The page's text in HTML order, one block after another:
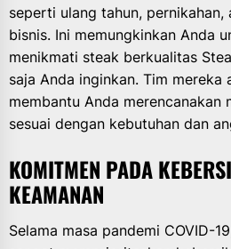
seperti ulang tahun, pernikahan,
bisnis. Ini memungkinkan Anda
menikmati steak berkualitas
saja Anda inginkan. Tim mereka
membantu Anda merencanakan
sesuai dengan kebutuhan dan
KOMITMEN PADA
KEAMANAN
Selama masa pandemi COVID-